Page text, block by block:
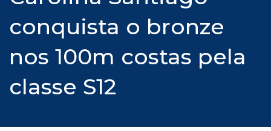
conquista o bronze
nos 100m costas pela
classe S12